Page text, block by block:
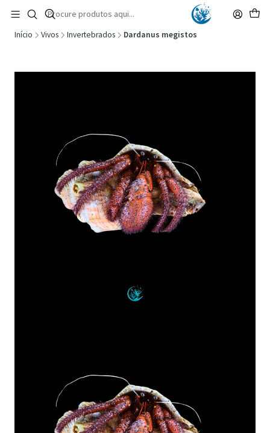
🚚 Portugal Continental: Portes Grátis desde 149,90€ (Envio extresso: 14,90€)
Ler mais
Início Vivos Invertebrados Dardanus megistos